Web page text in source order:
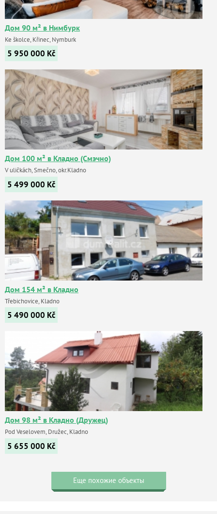
Дом 90 м² в Нимбурк
Ke školce, Křinec, Nymburk
5 950 000 Kč
Дом 100 м² в Кладно (Смэчно)
V uličkách, Smečno, okr.Kladno
5 499 000 Kč
Дом 154 м² в Кладно
Třebichovice, Kladno
5 490 000 Kč
Дом 98 м² в Кладно (Дружец)
Pod Veselovem, Družec, Kladno
5 655 000 Kč
Еще похожие объекты